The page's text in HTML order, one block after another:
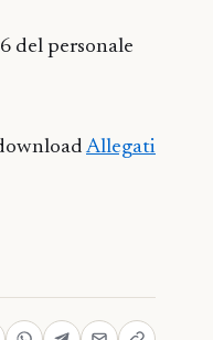
del personale
Allegati